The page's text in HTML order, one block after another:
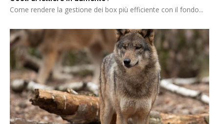
Come rendere la gestione dei box più efficiente con il fondo...